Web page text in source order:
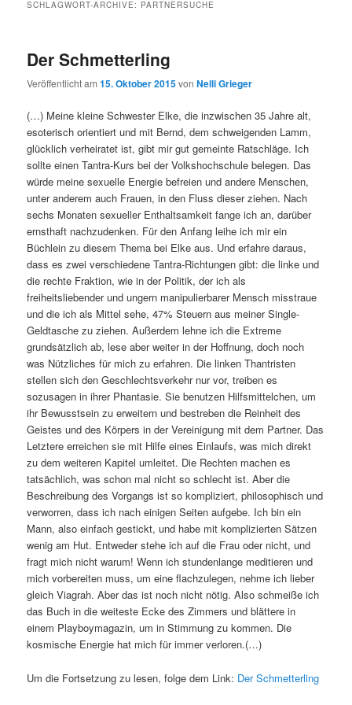
SCHLAGWORT-ARCHIVE: PARTNERSUCHE
Der Schmetterling
Veröffentlicht am15. Oktober 2015vonNelli Grieger
(…) Meine kleine Schwester Elke, die inzwischen 35 Jahre alt,
esoterisch orientiert und mit Bernd, dem schweigenden Lamm,
glücklich verheiratet ist, gibt mir gut gemeinte Ratschläge. Ich
sollte einen Tantra-Kurs bei der Volkshochschule belegen. Das
würde meine sexuelle Energie befreien und andere Menschen,
unter anderem auch Frauen, in den Fluss dieser ziehen. Nach
sechs Monaten sexueller Enthaltsamkeit fange ich an, darüber
ernsthaft nachzudenken. Für den Anfang leihe ich mir ein
Büchlein zu diesem Thema bei Elke aus. Und erfahre daraus,
dass es zwei verschiedene Tantra-Richtungen gibt: die linke und
die rechte Fraktion, wie in der Politik, der ich als
freiheitsliebender und ungern manipulierbarer Mensch misstraue
und die ich als Mittel sehe, 47% Steuern aus meiner Single-
Geldtasche zu ziehen. Außerdem lehne ich die Extreme
grundsätzlich ab, lese aber weiter in der Hoffnung, doch noch
was Nützliches für mich zu erfahren. Die linken Thantristen
stellen sich den Geschlechtsverkehr nur vor, treiben es
sozusagen in ihrer Phantasie. Sie benutzen Hilfsmittelchen, um
ihr Bewusstsein zu erweitern und bestreben die Reinheit des
Geistes und des Körpers in der Vereinigung mit dem Partner. Das
Letztere erreichen sie mit Hilfe eines Einlaufs, was mich direkt
zu dem weiteren Kapitel umleitet. Die Rechten machen es
tatsächlich, was schon mal nicht so schlecht ist. Aber die
Beschreibung des Vorgangs ist so kompliziert, philosophisch und
verworren, dass ich nach einigen Seiten aufgebe. Ich bin ein
Mann, also einfach gestickt, und habe mit komplizierten Sätzen
wenig am Hut. Entweder stehe ich auf die Frau oder nicht, und
fragt mich nicht warum! Wenn ich stundenlange meditieren und
mich vorbereiten muss, um eine flachzulegen, nehme ich lieber
gleich Viagrah. Aber das ist noch nicht nötig. Also schmeiße ich
das Buch in die weiteste Ecke des Zimmers und blättere in
einem Playboymagazin, um in Stimmung zu kommen. Die
kosmische Energie hat mich für immer verloren.(…)
Um die Fortsetzung zu lesen, folge dem Link: Der Schmetterling